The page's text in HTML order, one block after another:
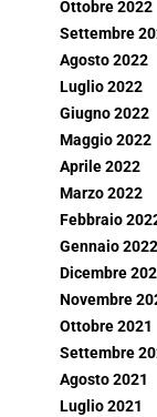
Ottobre 2022
Settembre
Agosto 2022
Luglio 2022
Giugno 2022
Maggio 2022
Aprile 2022
Marzo 2022
Febbraio
Gennaio 2022
Dicembre
Novembre
Ottobre 2021
Settembre
Agosto 2021
Luglio 2021